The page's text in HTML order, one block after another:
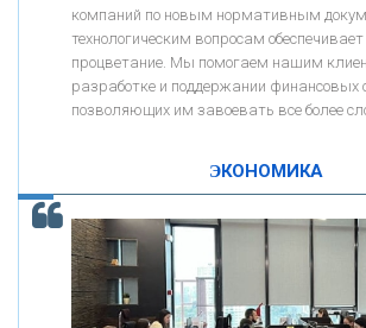
«ПРОМРЕГИОНБАНК»
ОНАС
Как Система быстрых платежей
изменила финансовый рынок -
компаний по новым нормативным
технологическим вопросам обеспечивает
процветание. Мы помогаем нашим
разработке и поддержании финансовых
позволяющих им завоевать все более
ЭКОНОМИКА